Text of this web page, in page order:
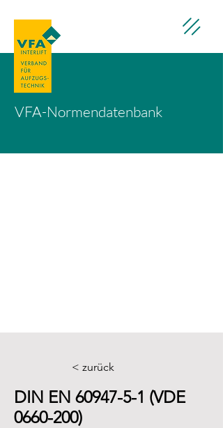
VFA-Normendatenbank
< zurück
DIN EN 60947-5-1 (VDE
0660-200)